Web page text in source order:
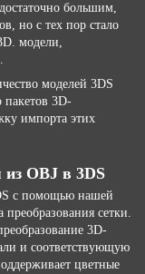
большим,
но с тех пор стало
модели,
моделей 3DS
пакетов 3D-
импорта этих
OBJ в 3DS
с помощью нашей
сетки.
3D-
и соответствующую
цветные